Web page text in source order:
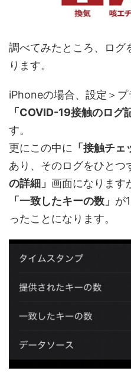
調べてみたところ、ログ
ります。
iPhoneの場合、設定＞
「COVID-19接触のログ
す。
更にこの中に 「接触チェ
あり、そのログをひとつ
の詳細」 画面になります
「一致したキーの数」 が
ったことになります。